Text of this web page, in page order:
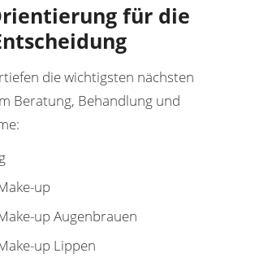
für die
die wichtigsten nächsten
Beratung, Behandlung und
up
up Augenbrauen
up Lippen